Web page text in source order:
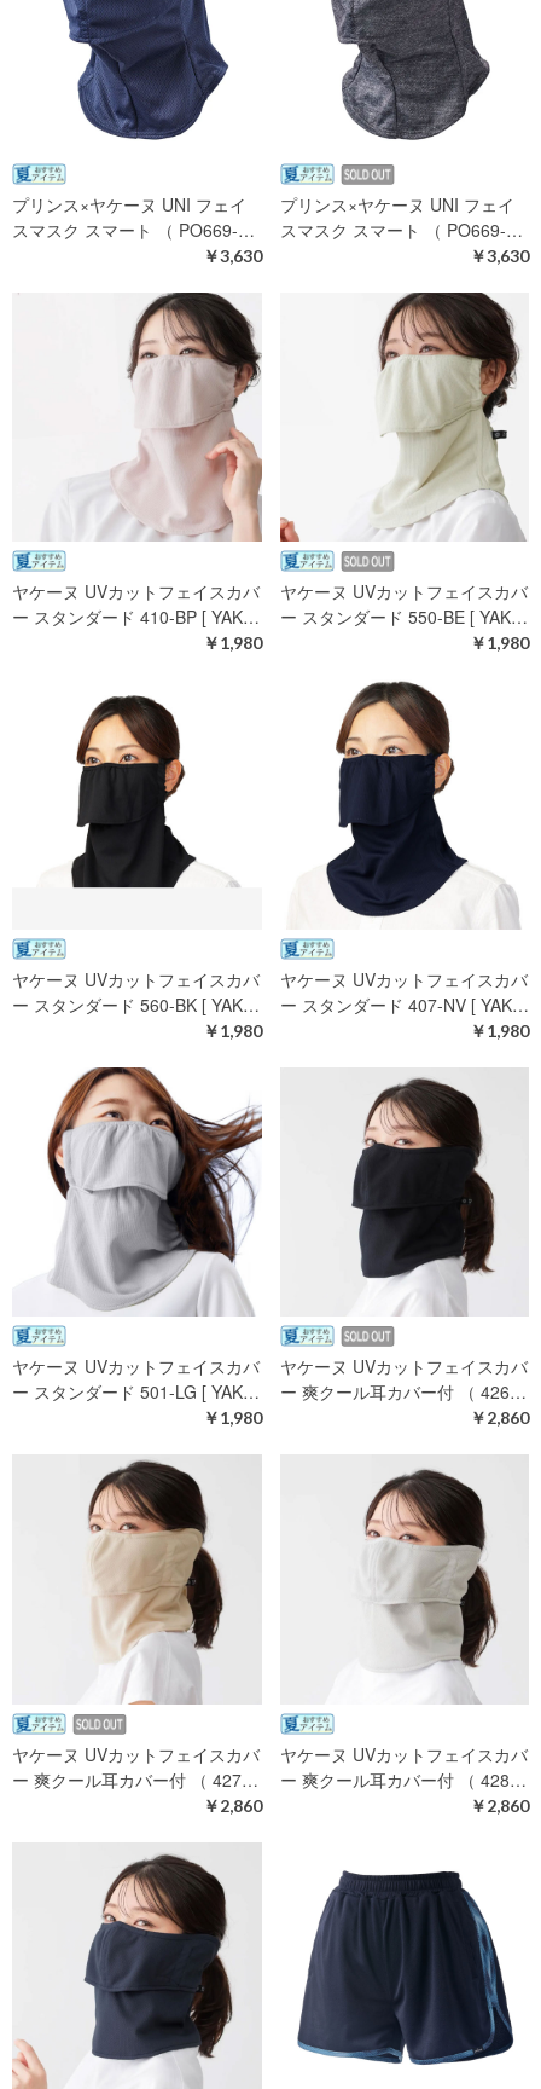
プリンス×ヤケーヌ UNI フェイ
スマスク スマート （ PO669-…
￥3,630
プリンス×ヤケーヌ UNI フェイ
スマスク スマート （ PO669-…
￥3,630
ヤケーヌ UVカットフェイスカバ
ー スタンダード 410-BP [ YAK…
￥1,980
ヤケーヌ UVカットフェイスカバ
ー スタンダード 550-BE [ YAK…
￥1,980
ヤケーヌ UVカットフェイスカバ
ー スタンダード 560-BK [ YAK…
￥1,980
ヤケーヌ UVカットフェイスカバ
ー スタンダード 407-NV [ YAK…
￥1,980
ヤケーヌ UVカットフェイスカバ
ー スタンダード 501-LG [ YAK…
￥1,980
ヤケーヌ UVカットフェイスカバ
ー 爽クール耳カバー付 （ 426…
￥2,860
ヤケーヌ UVカットフェイスカバ
ー 爽クール耳カバー付 （ 427…
￥2,860
ヤケーヌ UVカットフェイスカバ
ー 爽クール耳カバー付 （ 428…
￥2,860